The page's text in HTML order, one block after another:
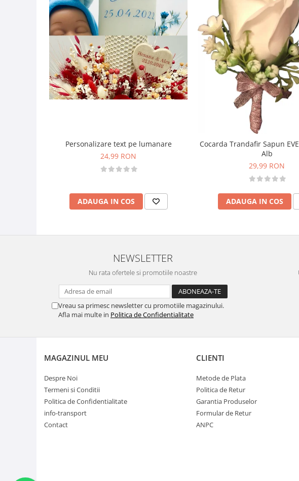
Personalizare text pe lumanare
24,99 RON
ADAUGA IN COS
Cocarda Trandafir Sapun
Alb
29,99 RON
ADAUGA IN COS
NEWSLETTER
Nu rata ofertele si promotiile noastre
Vreau sa primesc newsletter cu promotiile magazinului.
Afla mai multe in Politica de Confidentialitate
MAGAZINUL MEU
Despre Noi
Termeni si Conditii
Politica de Confidentialitate
info-transport
Contact
CLIENTI
Metode de Plata
Politica de Retur
Garantia Produselor
Formular de Retur
ANPC